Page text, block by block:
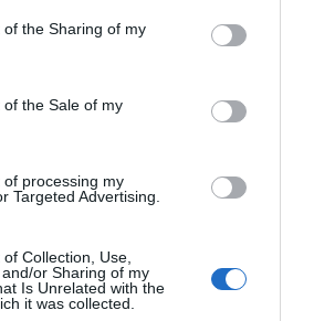
the Sharing of my
the Sale of my
processing my
Targeted Advertising.
Collection, Use,
or Sharing of my
Is Unrelated with the
it was collected.
a 26. Gyulai Pálinkafesztivál
Egy kicsi szórakozásra vágysz? Ezt
szántuk
kvíz: Itt egy új teszt. Csak most és